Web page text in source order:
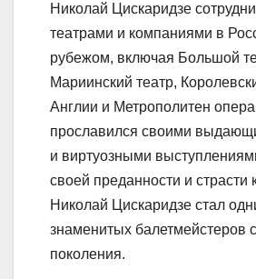
Николай Цискаридзе
театрами и компаниями в
рубежом, включая Большой
Мариинский театр,
Англии и Метрополитен
прославился своими
и виртуозными
своей преданности и страсти
Николай Цискаридзе стал
знаменитых балетмейстеров
поколения.